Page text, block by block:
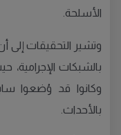
الأسلحة.
وتشير التحقيقات إلى
بالشبكات
وكانوا قد وُضعوا
بالأحداث.